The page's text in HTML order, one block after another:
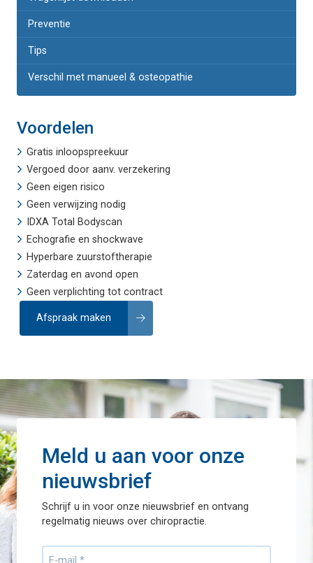
Preventie
Tips
Verschil met manueel & osteopathie
Voordelen
Gratis inloopspreekuur
Vergoed door aanv. verzekering
Geen eigen risico
Geen verwijzing nodig
IDXA Total Bodyscan
Echografie enshockwave
Hyperbare zuurstoftherapie
Zaterdag en avond open
Geen verplichting tot contract
Afspraak maken
Meld u aan voor onze
nieuwsbrief
Schrijf u in voor onze nieuwsbrief en ontvang
regelmatig nieuws over chiropractie.